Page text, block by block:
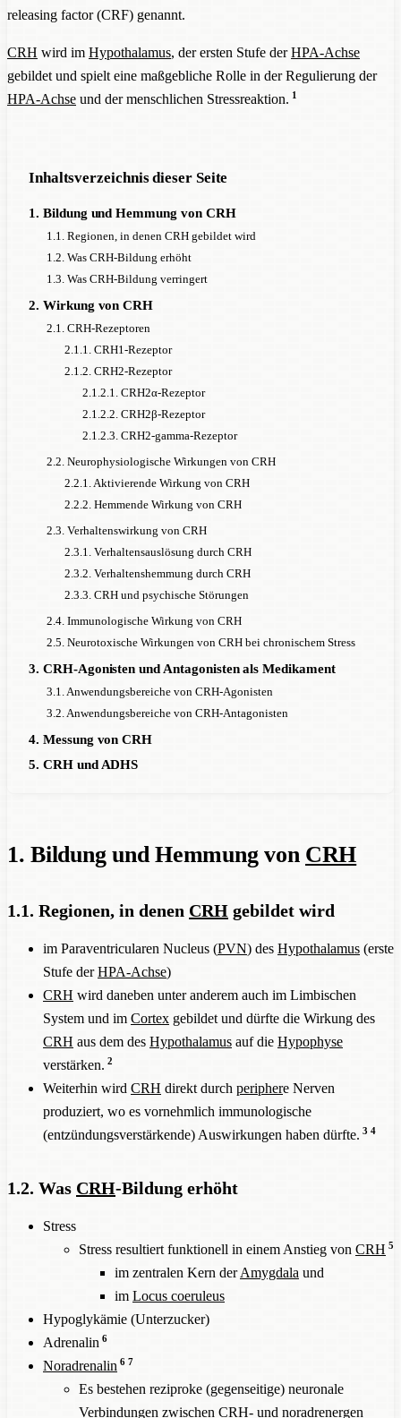
releasing factor (CRF) genannt.
CRH wird im Hypothalamus, der ersten Stufe derHPA-Achse
gebildet und spielt eine maßgebliche Rolle in der Regulierung der
HPA-Achse und der menschlichen Stressreaktion. 1
Inhaltsverzeichnis dieser Seite
1. Bildung und Hemmung von CRH
1.1. Regionen, in denen CRH gebildet wird
1.2. Was CRH-Bildung erhöht
1.3. Was CRH-Bildung verringert
2. Wirkung von CRH
2.1. CRH-Rezeptoren
2.1.1. CRH1-Rezeptor
2.1.2. CRH2-Rezeptor
2.1.2.1. CRH2α-Rezeptor
2.1.2.2. CRH2β-Rezeptor
2.1.2.3. CRH2-gamma-Rezeptor
2.2. Neurophysiologische Wirkungen von CRH
2.2.1. Aktivierende Wirkung von CRH
2.2.2. Hemmende Wirkung von CRH
2.3. Verhaltenswirkung von CRH
2.3.1. Verhaltensauslösung durch CRH
2.3.2. Verhaltenshemmung durch CRH
2.3.3. CRH und psychische Störungen
2.4. Immunologische Wirkung von CRH
2.5. Neurotoxische Wirkungen von CRH bei chronischem Stress
3. CRH-Agonisten und Antagonisten als Medikament
3.1. Anwendungsbereiche von CRH-Agonisten
3.2. Anwendungsbereiche von CRH-Antagonisten
4. Messung von CRH
5. CRH und ADHS
1. Bildung und Hemmung von CRH
1.1. Regionen, in denen CRH gebildet wird
im Paraventricularen Nucleus (PVN) des Hypothalamus (erste
Stufe derHPA-Achse)
CRH wird daneben unter anderem auch im Limbischen
System und im Cortex gebildet und dürfte die Wirkung des
CRH aus dem des Hypothalamus auf die Hypophyse
verstärken. 2
Weiterhin wird CRH direkt durch periphere Nerven
produziert, wo es vornehmlich immunologische
(entzündungsverstärkende) Auswirkungen haben dürfte. 3 4
1.2. Was CRH-Bildung erhöht
Stress
Stress resultiert funktionell in einem Anstieg von CRH 5
im zentralen Kern derAmygdala und
im Locus coeruleus
Hypoglykämie (Unterzucker)
Adrenalin 6
Noradrenalin 6 7
Es bestehen reziproke (gegenseitige) neuronale
Verbindungen zwischen CRH- und noradrenergen